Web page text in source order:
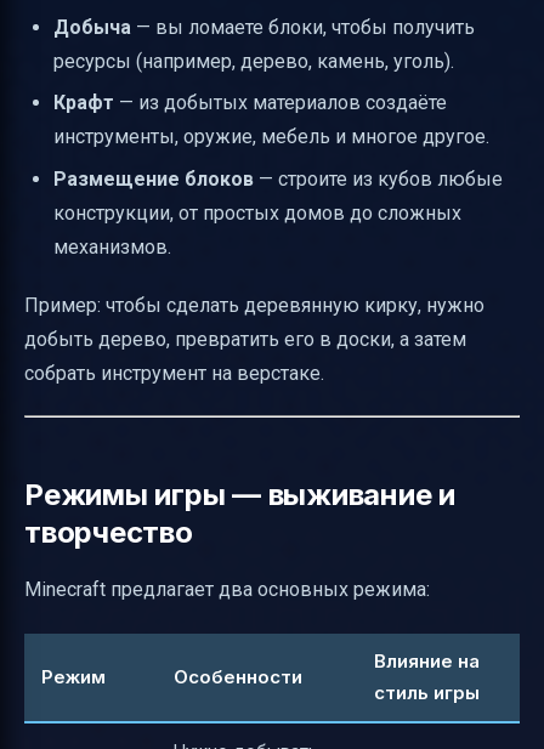
Добыча — вы ломаете блоки, чтобы получить
ресурсы (например, дерево, камень, уголь).
Крафт — из добытых материалов создаёте
инструменты, оружие, мебель и многое другое.
Размещение блоков — строите из кубов любые
конструкции, от простых домов до сложных
механизмов.
Пример: чтобы сделать деревянную кирку, нужно
добыть дерево, превратить его в доски, а затем
собрать инструмент на верстаке.
Режимы игры — выживание и
творчество
Minecraft предлагает два основных режима:
Режим Особенности
Влияние на
стиль игры